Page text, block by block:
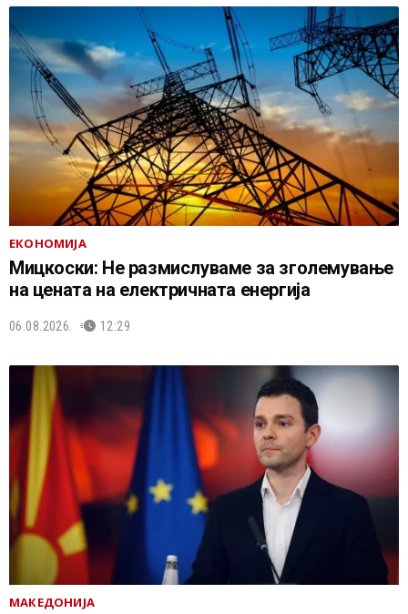
ЕКОНОМИЈА
Мицкоски: Не размислуваме за зголемување
на цената на електричната енергија
06.08.2026. 12:29
МАКЕДОНИЈА